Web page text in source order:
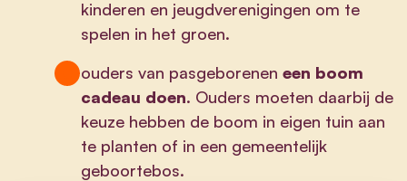
kinderen en jeugdverenigingen om te
spelen in het groen.
ouders van pasgeborenen een boom
cadeau doen. Ouders moeten daarbij de
keuze hebben de boom in eigen tuin aan
te planten of in een gemeentelijk
geboortebos.